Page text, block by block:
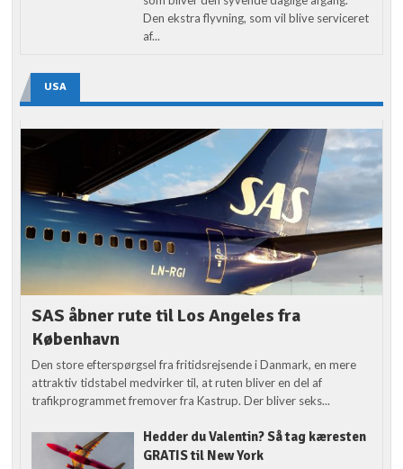
Den ekstra flyvning, som vil blive serviceret
af...
USA
SAS åbner rute til Los Angeles fra
København
Den store efterspørgsel fra fritidsrejsende i Danmark, en mere
attraktiv tidstabel medvirker til, at ruten bliver en del af
trafikprogrammet fremover fra Kastrup. Der bliver seks...
Hedder du Valentin? Så tag kæresten
GRATIS til New York